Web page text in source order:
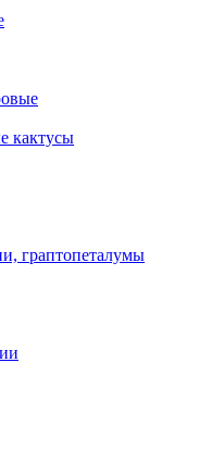
кактусы
граптопеталумы